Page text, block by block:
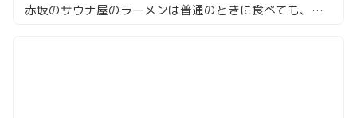
赤坂のサウナ屋のラーメンは普通のときに食べても、まぁ旨い「サ麺」